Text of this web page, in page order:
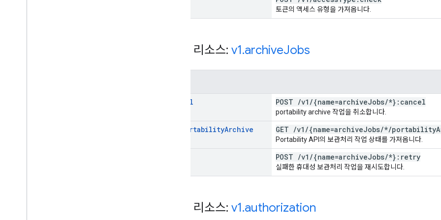
토큰의 액세스 유형을 가져옵니다.
REST 리소스: v1.archiveJobs
cancel POST /v1 /{name=archiveJobs/*}:cancel
portability archive 작업을 취소합니다.
PortabilityArchive
GET /v1 /{name=archiveJobs/*/portability
Portability API의 보관처리 작업 상태를 가져옵니다.
POST /v1 /{name=archiveJobs/*}:retry
실패한 휴대성 보관처리 작업을 재시도합니다.
REST 리소스: v1.authorization